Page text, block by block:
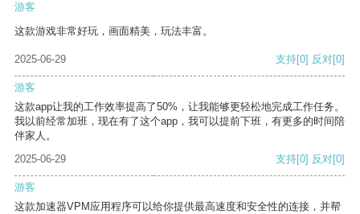
游客
这款游戏非常好玩，画面精美，玩法丰富。
2025-06-29 支持[0] 反对[0]
游客
这款app让我的工作效率提高了50%，让我能够更轻松地完成工作任务。
我以前经常加班，现在有了这个app，我可以提前下班，有更多的时间陪
伴家人。
2025-06-29
支持[0] 反对[0]
游客
这款加速器VPM应用程序可以给你提供最高速度和安全性的连接，并帮